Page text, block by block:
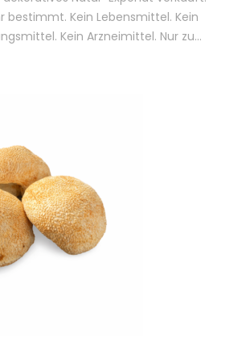
bestimmt. Kein Lebensmittel. Kein
Kein Arzneimittel. Nur zu…